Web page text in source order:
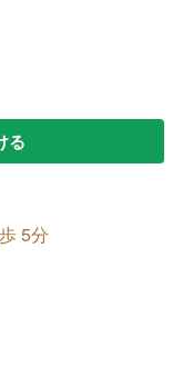
る
5分